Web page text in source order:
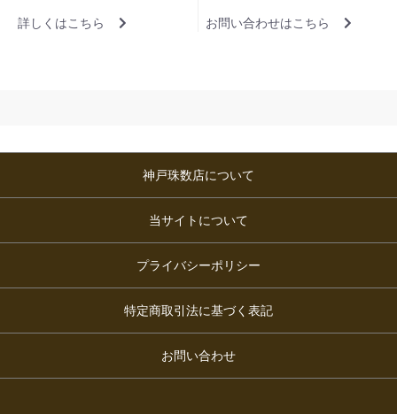
詳しくはこちら お問い合わせはこちら
神戸珠数店について
当サイトについて
プライバシーポリシー
特定商取引法に基づく表記
お問い合わせ